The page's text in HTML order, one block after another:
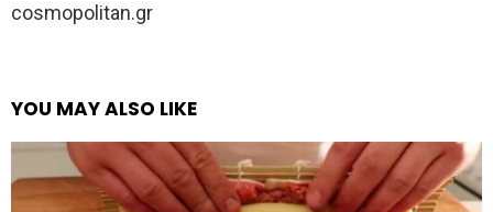
cosmopolitan.gr
YOU MAY ALSO LIKE